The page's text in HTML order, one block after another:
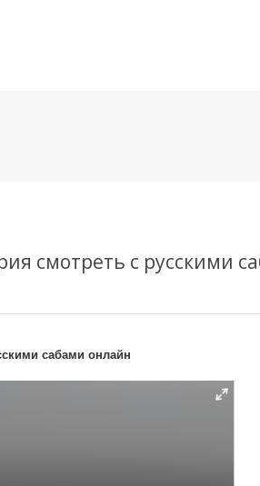
смотреть с русскими
сабами онлайн